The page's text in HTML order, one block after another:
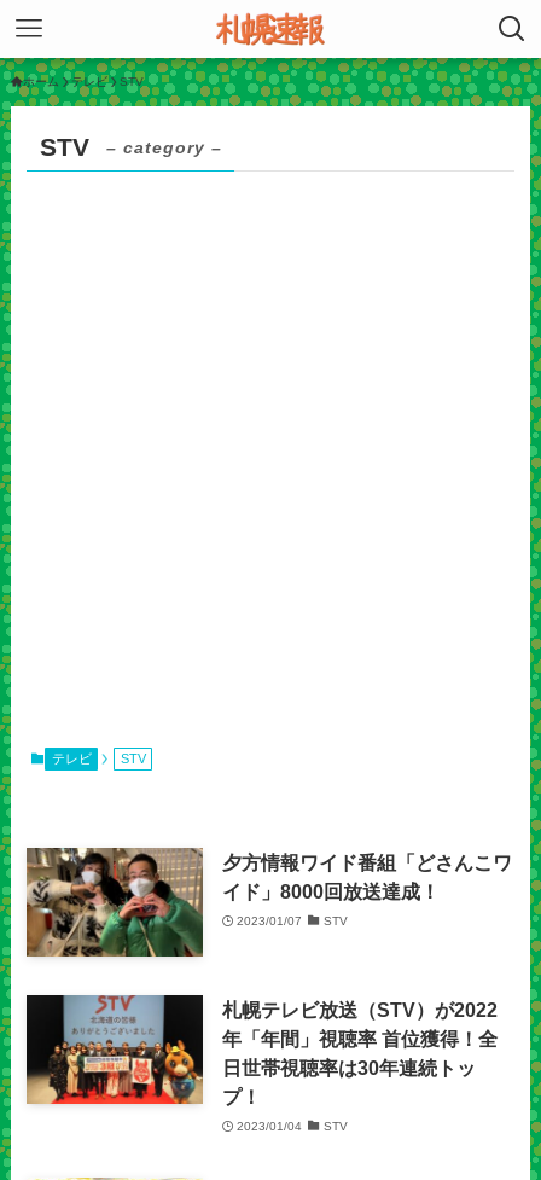
ホーム テレビ STV
STV – category –
テレビ STV
夕方情報ワイド番組「どさんこワ
イド」8000回放送達成！
2023/01/07 STV
札幌テレビ放送（STV）が2022
年「年間」視聴率 首位獲得！全
日世帯視聴率は30年連続トッ
プ！
2023/01/04 STV